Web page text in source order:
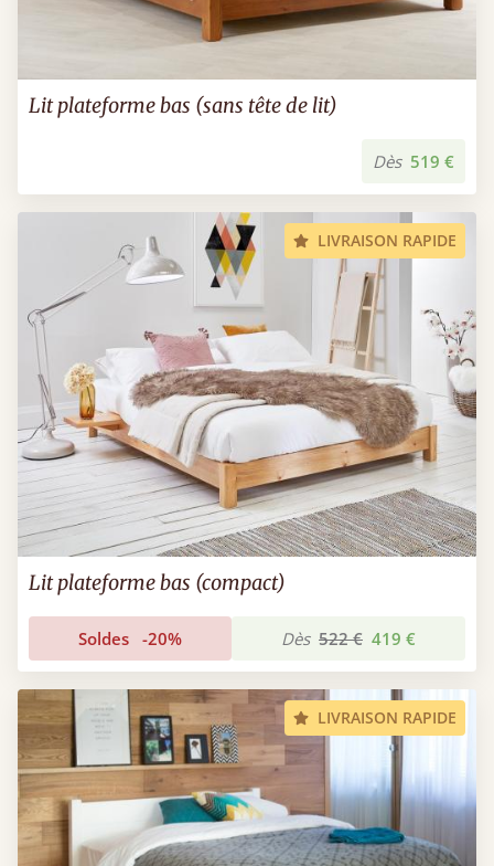
Lit plateforme bas (sans tête de lit)
Dès 519 €
LIVRAISON RAPIDE
Lit plateforme bas (compact)
Soldes -20% Dès 522 € 419 €
LIVRAISON RAPIDE